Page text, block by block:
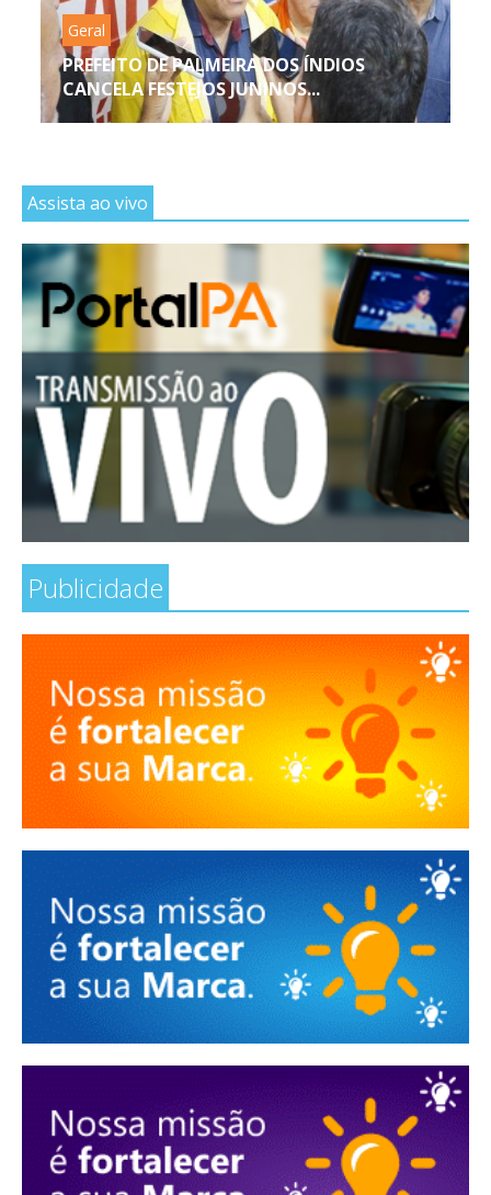
Geral
PREFEITO DE PALMEIRA DOS ÍNDIOS
CANCELA FESTEJOS JUNINOS...
Assista ao vivo
Publicidade